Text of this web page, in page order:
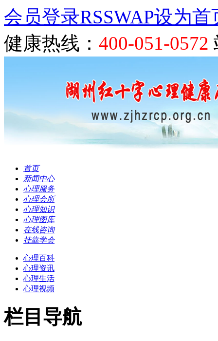
会员登录RSSWAP设为首
健康热线： 400-051-0572
首页
新闻中心
心理服务
心理会所
心理知识
心理图库
在线咨询
挂靠学会
心理百科
心理资讯
心理生活
心理视频
栏目导航